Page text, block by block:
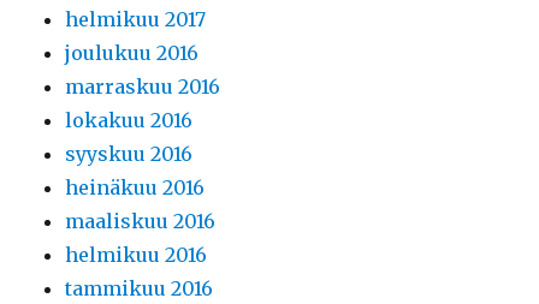
helmikuu 2017
joulukuu 2016
marraskuu 2016
lokakuu 2016
syyskuu 2016
heinäkuu 2016
maaliskuu 2016
helmikuu 2016
tammikuu 2016